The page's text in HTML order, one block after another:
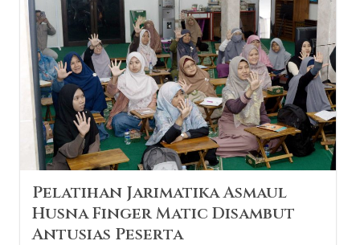
Pelatihan Jarimatika Asmaul
Husna Finger Matic Disambut
Antusias Peserta